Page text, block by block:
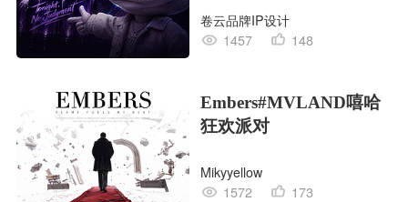
卷云品牌IP设计
1457
148
Embers#MVLAND嘻哈
狂欢派对
Mikyyellow
1572
173